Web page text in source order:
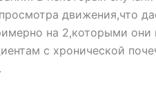
движения,что
на 2,которыми
с хронической